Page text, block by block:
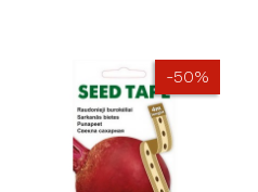
-50%